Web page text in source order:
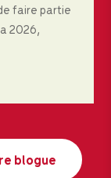
faire partie
2026,
blogue